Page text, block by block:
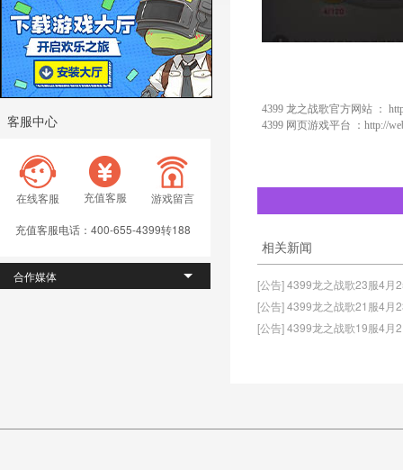
客服中心
在线客服 充值客服 游戏留言
充值客服电话：400-655-4399转188
合作媒体
4399 龙之战歌官方网站 ：
4399 网页游戏平台 ： http://
相关新闻
[公告] 4399龙之战歌23服4月
[公告] 4399龙之战歌21服4月
[公告] 4399龙之战歌19服4月